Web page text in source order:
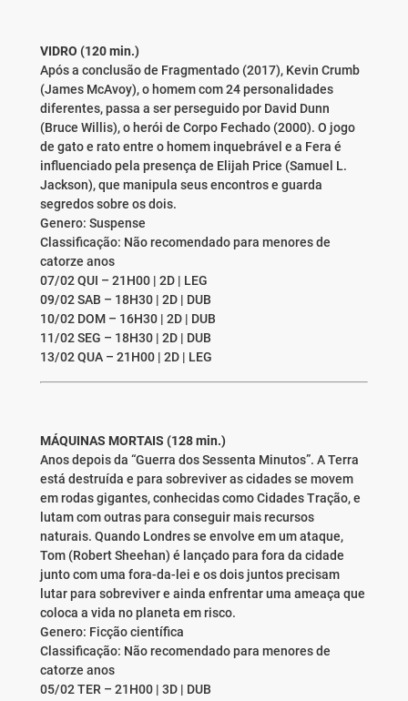
VIDRO (120 min.)
Após a conclusão de Fragmentado (2017), Kevin Crumb
(James McAvoy), o homem com 24 personalidades
diferentes, passa a ser perseguido por David Dunn
(Bruce Willis), o herói de Corpo Fechado (2000). O jogo
de gato e rato entre o homem inquebrável e a Fera é
influenciado pela presença de Elijah Price (Samuel L.
Jackson), que manipula seus encontros e guarda
segredos sobre os dois.
Genero: Suspense
Classificação: Não recomendado para menores de
catorze anos
07/02 QUI – 21H00 | 2D | LEG
09/02 SAB – 18H30 | 2D | DUB
10/02 DOM – 16H30 | 2D | DUB
11/02 SEG – 18H30 | 2D | DUB
13/02 QUA – 21H00 | 2D | LEG
MÁQUINAS MORTAIS (128 min.)
Anos depois da “Guerra dos Sessenta Minutos”. A Terra
está destruída e para sobreviver as cidades se movem
em rodas gigantes, conhecidas como Cidades Tração, e
lutam com outras para conseguir mais recursos
naturais. Quando Londres se envolve em um ataque,
Tom (Robert Sheehan) é lançado para fora da cidade
junto com uma fora-da-lei e os dois juntos precisam
lutar para sobreviver e ainda enfrentar uma ameaça que
coloca a vida no planeta em risco.
Genero: Ficção científica
Classificação: Não recomendado para menores de
catorze anos
05/02 TER – 21H00 | 3D | DUB